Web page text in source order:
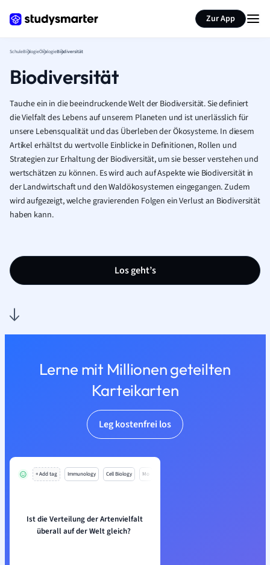
Zur App
SchuleBiologieÖkologieBiodiversität
Biodiversität
Tauche ein in die beeindruckende Welt der Biodiversität. Sie definiert
die Vielfalt des Lebens auf unserem Planeten und ist unerlässlich für
unsere Lebensqualität und das Überleben der Ökosysteme. In diesem
Artikel erhältst du wertvolle Einblicke in Definitionen, Rollen und
Strategien zur Erhaltung der Biodiversität, um sie besser verstehen und
wertschätzen zu können. Es wird auch auf Aspekte wie Biodiversität in
der Landwirtschaft und den Waldökosystemen eingegangen. Zudem
wird aufgezeigt, welche gravierenden Folgen ein Verlust an Biodiversität
haben kann.
Los geht’s
Lerne mit Millionen geteilten
Karteikarten
Leg kostenfrei los
+ Add tag Immunology Cell Biology Mo
Ist die Verteilung der Artenvielfalt
überall auf der Welt gleich?
Seite zusammenfassen